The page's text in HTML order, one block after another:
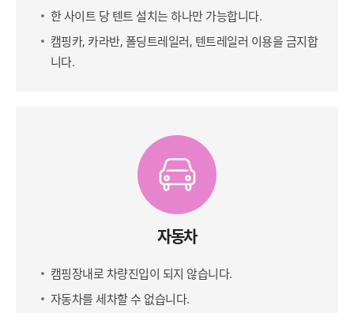
한 사이트 당 텐트 설치는 하나만 가능합니다.
캠핑카, 카라반, 폴딩트레일러, 텐트레일러 이용을 금지합
니다.
자동차
캠핑장내로 차량진입이 되지 않습니다.
자동차를 세차할 수 없습니다.